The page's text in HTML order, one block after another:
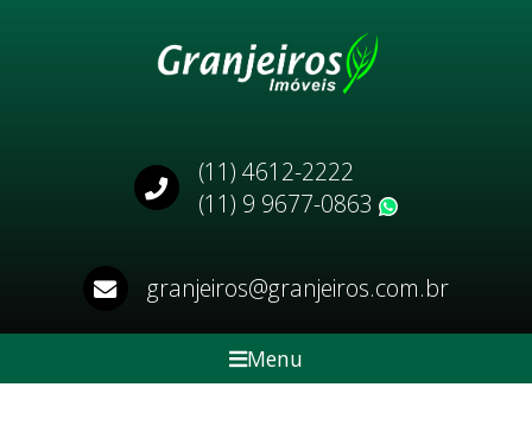
(11) 4612-2222
(11) 9 9677-0863
granjeiros@granjeiros.com.br
Menu